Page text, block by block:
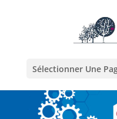
Sélectionner Une